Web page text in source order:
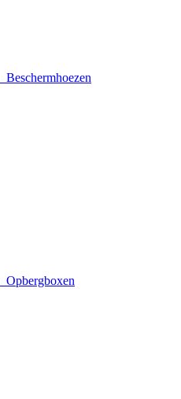
Beschermhoezen
Opbergboxen